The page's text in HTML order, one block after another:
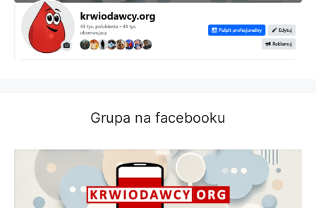
Grupa na facebooku